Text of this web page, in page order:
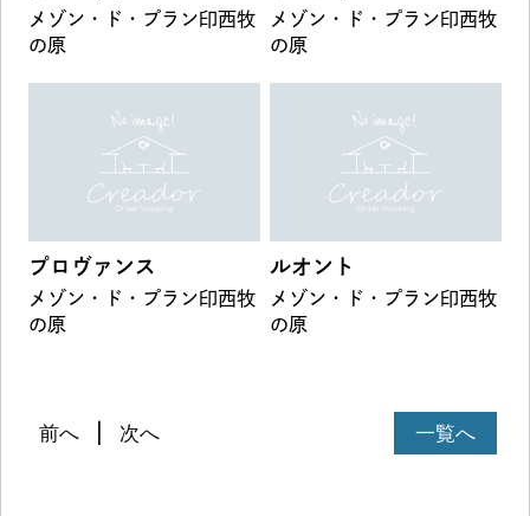
メゾン・ド・プラン印西牧
の原
メゾン・ド・プラン印西牧
の原
プロヴァンス
メゾン・ド・プラン印西牧
の原
ルオント
メゾン・ド・プラン印西牧
の原
一覧へ
前へ 次へ